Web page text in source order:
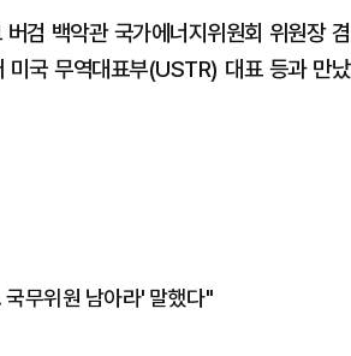
검 백악관 국가에너지위원회 위원장 겸
미국 무역대표부(USTR) 대표 등과 만났
무위원 남아라' 말했다"